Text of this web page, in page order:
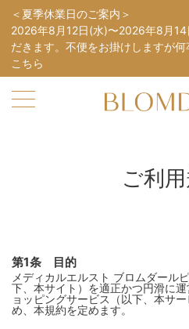
夏季休業日のご案内
2026年8月12日(水)〜2026年8月14
だきます。不便をお掛けしますが何
こちら
ご利
第1条 目的
メディカルエルスト ブロムダール
下、本サイト）を適正かつ円滑に
ョッピングサービス（以下、本サ
め、本規約を定めます。